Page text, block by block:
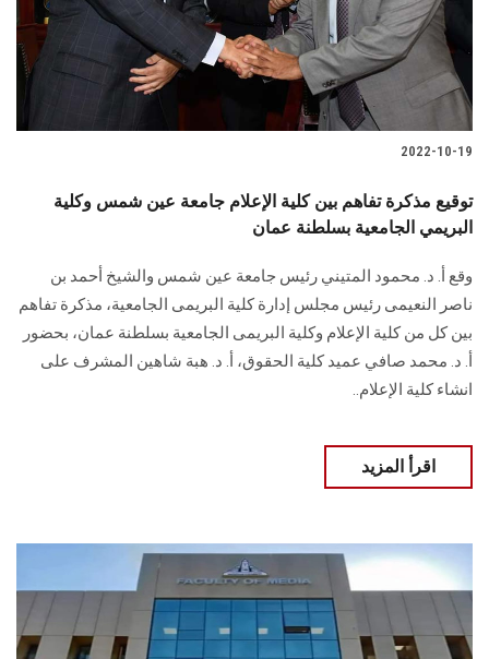
2022-10-19
توقيع مذكرة تفاهم بين كلية الإعلام جامعة عين شمس وكلية
البريمي الجامعية بسلطنة عمان
وقع أ. د. محمود المتيني رئيس جامعة عين شمس والشيخ أحمد بن
ناصر النعيمى رئيس مجلس إدارة كلية البريمى الجامعية، مذكرة تفاهم
بين كل من كلية الإعلام وكلية البريمى الجامعية بسلطنة عمان، بحضور
أ. د. محمد صافي عميد كلية الحقوق، أ. د. هبة شاهين المشرف على
انشاء كلية الإعلام..
اقرأ المزيد